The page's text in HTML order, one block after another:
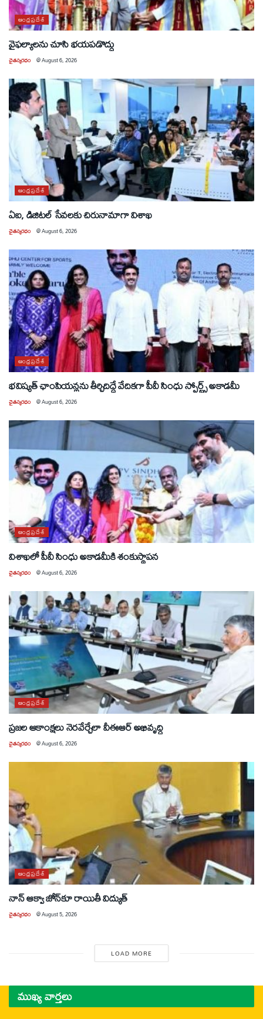
ఆంధ్రప్రదేశ్
వైఫల్యాలను చూసి భయపడొద్దు
చైతన్యరధం @August 6, 2026
ఆంధ్రప్రదేశ్
ఏఐ, డిజిటల్ సేవలకు చిరునామాగా విశాఖ
చైతన్యరధం @August 6, 2026
ఆంధ్రప్రదేశ్
భవిష్యత్ ఛాంపియన్లను తీర్చిదిద్దే వేదికగా పీవీ సింధు స్పోర్ట్స్ అకాడమీ
చైతన్యరధం @August 6, 2026
ఆంధ్రప్రదేశ్
విశాఖలో పీవీ సింధు అకాడమీకి శంకుస్థాపన
చైతన్యరధం @August 6, 2026
ఆంధ్రప్రదేశ్
ప్రజల ఆకాంక్షలు నెరవేర్చేలా వీఈఆర్ అభివృద్ధి
చైతన్యరధం @August 6, 2026
ఆంధ్రప్రదేశ్
నాన్ ఆక్వా జోన్‌కూ రాయితీ విద్యుత్
చైతన్యరధం @August 5, 2026
LOAD MORE
ముఖ్య వార్తలు